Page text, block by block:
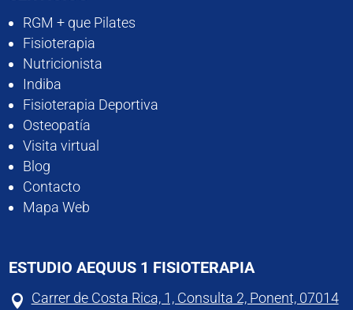
RGM + que Pilates
Fisioterapia
Nutricionista
Indiba
Fisioterapia Deportiva
Osteopatía
Visita virtual
Blog
Contacto
Mapa Web
ESTUDIO AEQUUS 1 FISIOTERAPIA
 Carrer de Costa Rica, 1, Consulta 2, Ponent, 07014